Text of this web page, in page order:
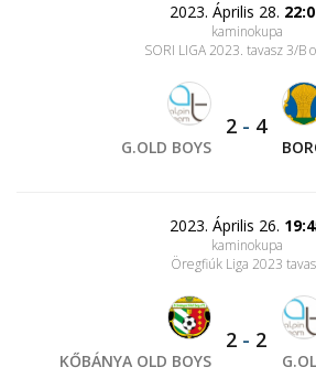
2023. Április 28.
kaminokupa
SORI LIGA 2023. tavasz 3/B
G.OLD BOYS
2 - 4
2023. Április 26.
kaminokupa
Öregfiúk Liga 2023
KŐBÁNYA OLD BOYS
2 - 2